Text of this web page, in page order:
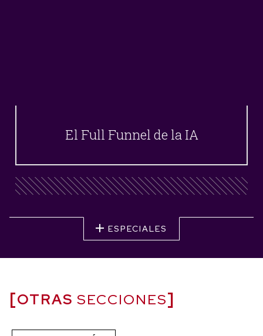
El Full Funnel de la IA
ESPECIALES
OTRAS SECCIONES